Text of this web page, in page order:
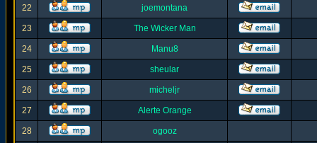
22 joemontana
23 The Wicker Man
24 Manu8
25 sheular
26 micheljr
27 Alerte Orange
28 ogooz